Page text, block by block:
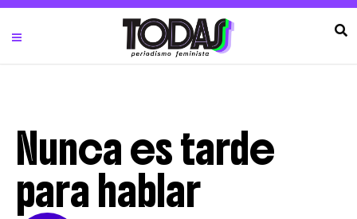
Nunca es tarde
para hablar